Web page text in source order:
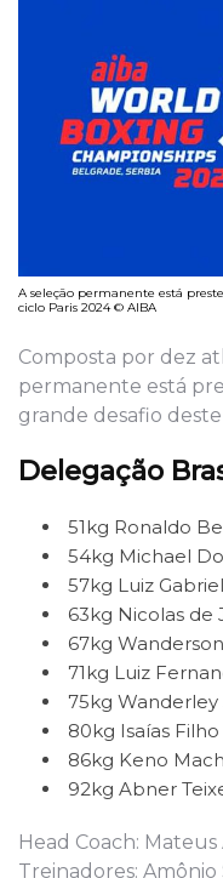
A seleção permanente está
ciclo Paris 2024 © AIBA
Composta por dez
permanente está
grande desafio
Delegação
51kg Ronaldo
54kg Michael
57kg Luiz
63kg Nicolas de
67kg
71kg Luiz
75kg Wanderley
80kg Isaías Filho
86kg Keno
92kg Abner
Head Coach: Mateus
Treinadores: